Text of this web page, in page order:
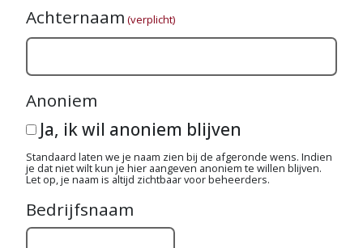
Achternaam (verplicht)
Anoniem
Ja, ik wil anoniem blijven
Standaard laten we je naam zien bij de afgeronde wens. Indien
je dat niet wilt kun je hier aangeven anoniem te willen blijven.
Let op, je naam is altijd zichtbaar voor beheerders.
Bedrijfsnaam